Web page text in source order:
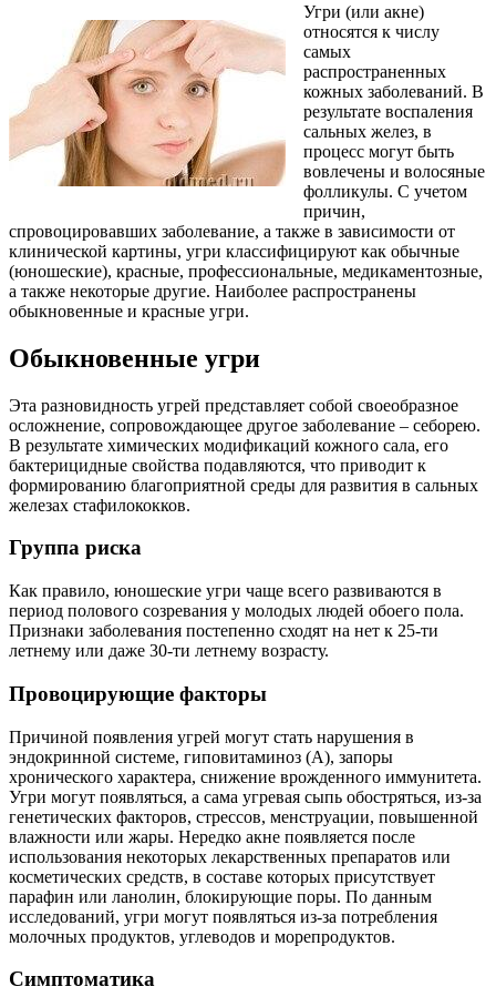
Угри (или акне)
относятся к числу
самых
распространенных
кожных заболеваний. В
результате воспаления
сальных желез, в
процесс могут быть
вовлечены и волосяные
фолликулы. С учетом
причин,
спровоцировавших заболевание, а также в зависимости от
клинической картины, угри классифицируют как обычные
(юношеские), красные, профессиональные, медикаментозные,
а также некоторые другие. Наиболее распространены
обыкновенные и красные угри.
Обыкновенные угри
Эта разновидность угрей представляет собой своеобразное
осложнение, сопровождающее другое заболевание – себорею.
В результате химических модификаций кожного сала, его
бактерицидные свойства подавляются, что приводит к
формированию благоприятной среды для развития в сальных
железах стафилококков.
Группа риска
Как правило, юношеские угри чаще всего развиваются в
период полового созревания у молодых людей обоего пола.
Признаки заболевания постепенно сходят на нет к 25-ти
летнему или даже 30-ти летнему возрасту.
Провоцирующие факторы
Причиной появления угрей могут стать нарушения в
эндокринной системе, гиповитаминоз (А), запоры
хронического характера, снижение врожденного иммунитета.
Угри могут появляться, а сама угревая сыпь обостряться, из-за
генетических факторов, стрессов, менструации, повышенной
влажности или жары. Нередко акне появляется после
использования некоторых лекарственных препаратов или
косметических средств, в составе которых присутствует
парафин или ланолин, блокирующие поры. По данным
исследований, угри могут появляться из-за потребления
молочных продуктов, углеводов и морепродуктов.
Симптоматика